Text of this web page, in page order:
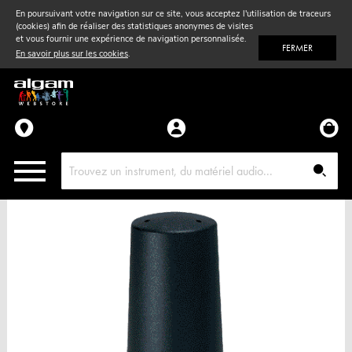
En poursuivant votre navigation sur ce site, vous acceptez l'utilisation de traceurs
(cookies) afin de réaliser des statistiques anonymes de visites
et vous fournir une expérience de navigation personnalisée.
En savoir plus sur les cookies. FERMER
Vent& Violon
Accessoires
Pièces détachées